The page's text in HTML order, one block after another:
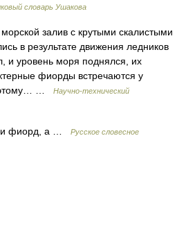
словарь Ушакова
залив с крутыми скалистыми
в результате движения ледников
и уровень моря поднялся, их
фиорды встречаются у
…
Научно-технический
фиорд, а …
Русское словесное